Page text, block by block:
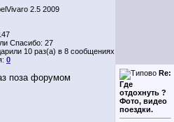
2.5 2009
Спасибо: 27
10 раз(а) в 8 сообщениях
0
Re:
Где
отдохнуть ?
Фото, видео
поездки.